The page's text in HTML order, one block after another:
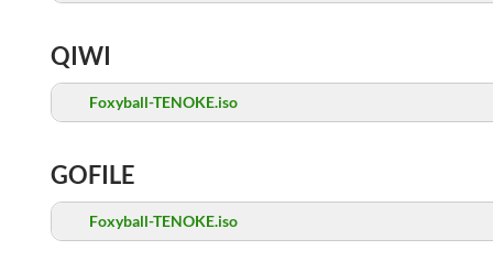
QIWI
Foxyball-TENOKE.iso
GOFILE
Foxyball-TENOKE.iso